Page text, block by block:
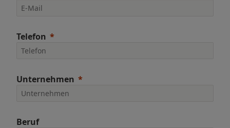
Telefon
Unternehmen
Beruf